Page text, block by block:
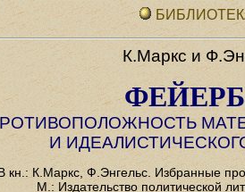
К.Маркс и
И
кн.: К.Маркс, Ф.Энгельс. Избранные
М.: Издательство политической